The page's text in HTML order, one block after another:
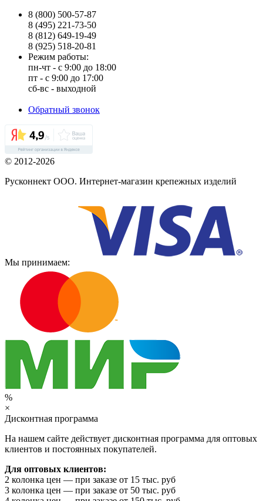
8 (800) 500-57-87
8 (495) 221-73-50
8 (812) 649-19-49
8 (925) 518-20-81
Режим работы:
пн-чт - с 9:00 до 18:00
пт - с 9:00 до 17:00
сб-вс - выходной
Обратный звонок
© 2012-2026
Русконнект ООО. Интернет-магазин крепежных изделий
Мы принимаем:
%
×
Дисконтная программа
На нашем сайте действует дисконтная программа для оптовых
клиентов и постоянных покупателей.
Для оптовых клиентов:
2 колонка цен — при заказе от 15 тыс. руб
3 колонка цен — при заказе от 50 тыс. руб